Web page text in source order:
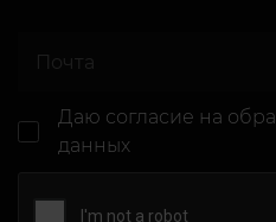
Даю согласие на
данных